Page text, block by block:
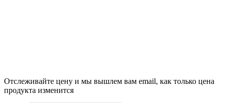
Отслеживайте цену и мы вышлем вам email, как только цена
продукта изменится